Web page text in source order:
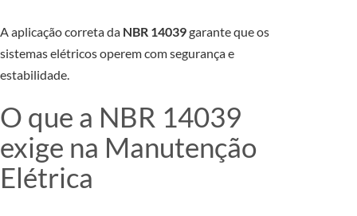
A aplicação correta da NBR 14039garante que os
sistemas elétricos operem com segurança e
estabilidade.
O que a NBR 14039
exige na Manutenção
Elétrica